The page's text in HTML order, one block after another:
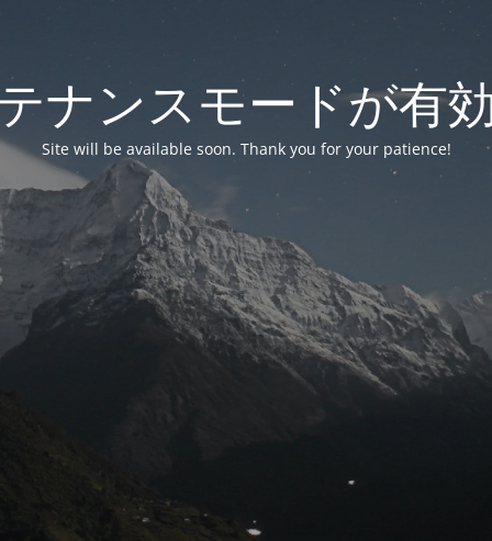
ナンスモードが有
Site will be available soon. Thank you for your patience!